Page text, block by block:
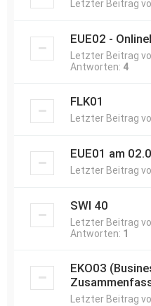
Letzter Beitrag
EUE02 -
Letzter Beitrag
Antworten: 4
FLK01
Letzter Beitrag
EUE01 am
Letzter Beitrag
SWI 40
Letzter Beitrag
Antworten: 1
EKO03
Letzter Beitrag